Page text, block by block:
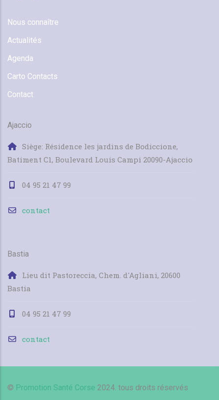
Nous connaître
Actualités
Agenda
Carto Contacts
Contact
Ajaccio
Siège: Résidence les jardins de Bodiccione,
Batiment C1, Boulevard Louis Campi 20090-Ajaccio
04 95 21 47 99
contact
Bastia
Lieu dit Pastoreccia, Chem. d'Agliani, 20600
Bastia
04 95 21 47 99
contact
© Promotion Santé Corse 2024. tous droits réservés